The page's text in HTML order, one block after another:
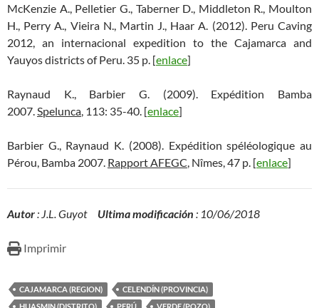
McKenzie A., Pelletier G., Taberner D., Middleton R., Moulton
H., Perry A., Vieira N., Martin J., Haar A. (2012). Peru Caving
2012, an internacional expedition to the Cajamarca and
Yauyos districts of Peru. 35 p. [enlace]
Raynaud K., Barbier G. (2009). Expédition Bamba
2007.Spelunca, 113: 35-40. [enlace]
Barbier G., Raynaud K. (2008). Expédition spéléologique au
Pérou, Bamba 2007. Rapport AFEGC, Nîmes, 47 p. [enlace]
Autor: J.L. Guyot Ultima modificación : 10/06/2018
Imprimir
CAJAMARCA (REGION)
CELENDÍN (PROVINCIA)